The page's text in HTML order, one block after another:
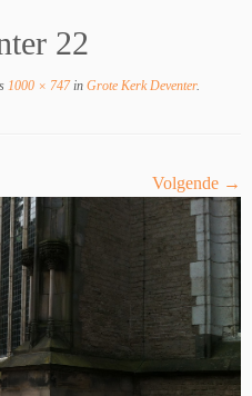
22
1000 × 747in Grote Kerk Deventer.
Volgende →